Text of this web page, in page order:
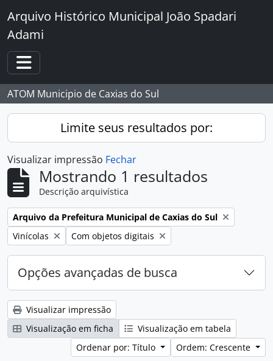
Skip to main content
Arquivo Histórico Municipal João Spadari
Adami
Toggle navigation
ATOM Municipio de Caxias do Sul
Limite seus resultados por:
Visualizar impressão Fechar
Mostrando 1 resultados
Descrição arquivística
Remover filtro:
Arquivo da Prefeitura Municipal de Caxias do Sul
Remover filtro:
Vinícolas Remover filtro:
Com objetos digitais
Opções avançadas de busca
Visualizar impressão
Visualização em ficha
Visualização em tabela
Ordenar por: Título
Ordem: Crescente